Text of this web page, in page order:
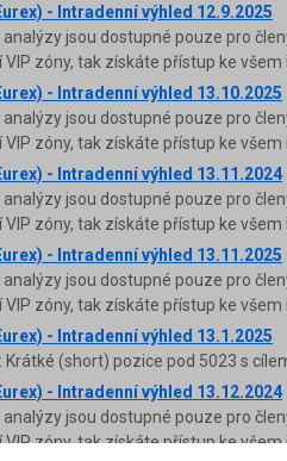
- Intradenní výhled 12.9.2025
jsou dostupné pouze pro
zóny, tak získáte přístup ke
- Intradenní výhled 13.10.2025
jsou dostupné pouze pro
zóny, tak získáte přístup ke
- Intradenní výhled 13.11.2024
jsou dostupné pouze pro
zóny, tak získáte přístup ke
- Intradenní výhled 13.11.2025
jsou dostupné pouze pro
zóny, tak získáte přístup ke
- Intradenní výhled 13.1.2025
(short) pozice pod 5023 s
- Intradenní výhled 13.12.2024
jsou dostupné pouze pro
zóny, tak získáte přístup ke